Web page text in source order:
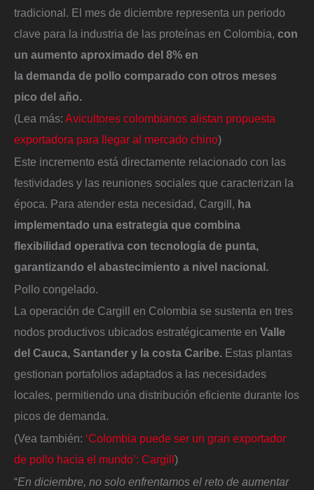
tradicional. El mes de diciembre representa un periodo
clave para la industria de las proteínas en Colombia, con
un aumento aproximado del 8% en
la demanda de pollo comparado con otros meses
pico del año.
(Lea más: Avicultores colombianos alistan propuesta
exportadora para llegar al mercado chino)
Este incremento está directamente relacionado con las
festividades y las reuniones sociales que caracterizan la
época. Para atender esta necesidad, Cargill, ha
implementado una estrategia que combina
flexibilidad operativa con tecnología de punta,
garantizando el abastecimiento a nivel nacional.
Pollo congelado.
La operación de Cargill en Colombia se sustenta en tres
nodos productivos ubicados estratégicamente en Valle
del Cauca, Santander y la costa Caribe. Estas plantas
gestionan portafolios adaptados a las necesidades
locales, permitiendo una distribución eficiente durante los
picos de demanda.
(Vea también: ‘Colombia puede ser un gran exportador
de pollo hacia el mundo’: Cargill)
“En diciembre, no solo enfrentamos el reto de aumentar